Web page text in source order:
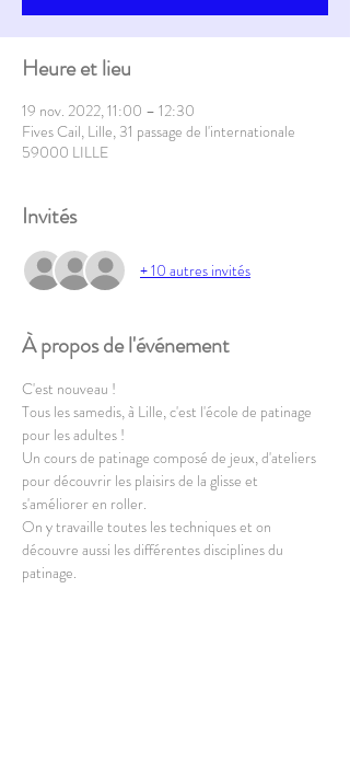
Heure et lieu
19 nov. 2022, 11:00 – 12:30
Fives Cail, Lille, 31 passage de l'internationale
59000 LILLE
Invités
+ 10 autres invités
À propos de l'événement
C'est nouveau !
Tous les samedis, à Lille, c'est l'école de patinage
pour les adultes !
Un cours de patinage composé de jeux, d'ateliers
pour découvrir les plaisirs de la glisse et
s'améliorer en roller.
On y travaille toutes les techniques et on
découvre aussi les différentes disciplines du
patinage.